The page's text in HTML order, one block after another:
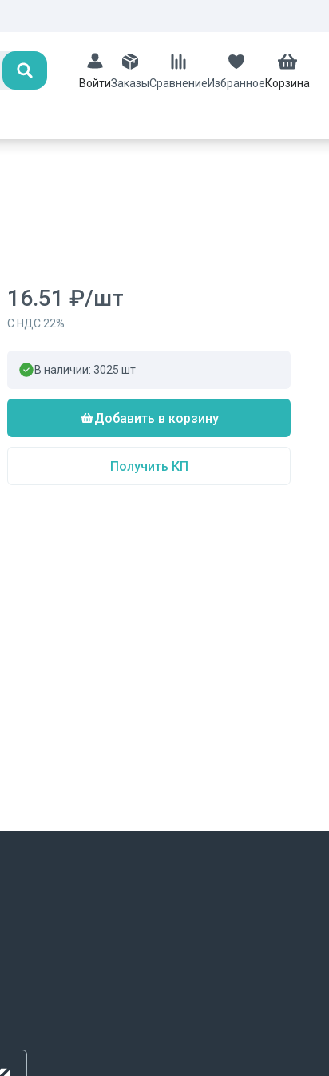
Поиск
ВойтиЗаказыСравнениеИзбранноеКорзина
16.51 ₽/шт
С НДС 22%
В наличии:3025 шт
Добавить в корзину
Получить КП